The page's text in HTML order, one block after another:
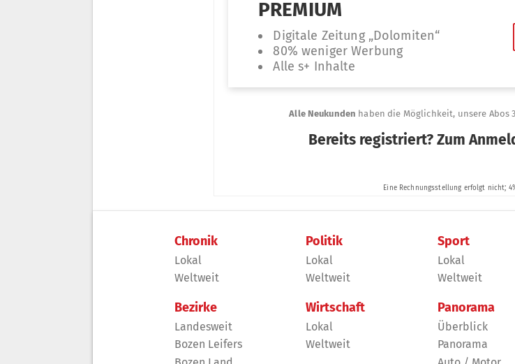
Chronik
Lokal
Weltweit
Bezirke
Landesweit
Bozen Leifers
Politik
Lokal
Weltweit
Wirtschaft
Lokal
Weltweit
Sport
Lokal
Weltweit
Panorama
Überblick
Panorama